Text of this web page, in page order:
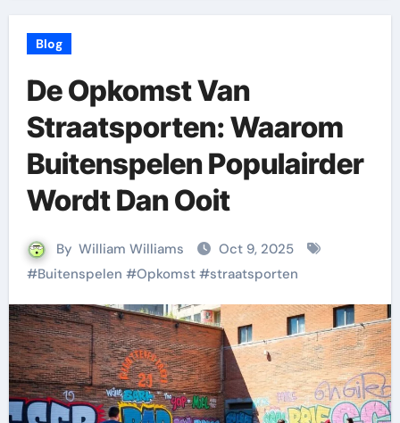
Blog
De Opkomst Van
Straatsporten: Waarom
Buitenspelen Populairder
Wordt Dan Ooit
By William Williams
Oct 9, 2025
#Buitenspelen #Opkomst#straatsporten